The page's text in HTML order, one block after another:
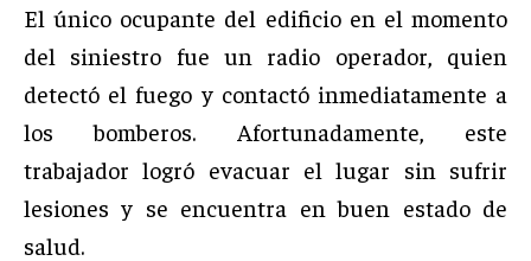
El único ocupante del edificio en el momento
del siniestro fue un radio operador, quien
detectó el fuego y contactó inmediatamente a
los bomberos. Afortunadamente, este
trabajador logró evacuar el lugar sin sufrir
lesiones y se encuentra en buen estado de
salud.